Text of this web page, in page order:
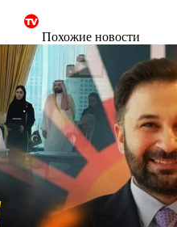
Похожие новости